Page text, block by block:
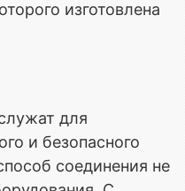
изготовлена
для
и безопасного
соединения не